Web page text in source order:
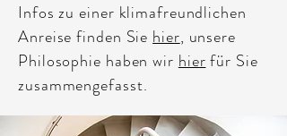
Infos zu einer klimafreundlichen
Anreise finden Sie hier, unsere
Philosophie haben wir hierfür Sie
zusammengefasst.